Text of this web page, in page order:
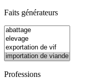
Faits générateurs
Professions